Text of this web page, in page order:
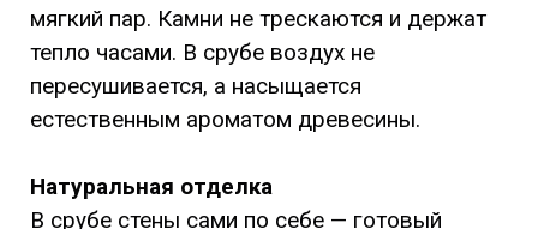
мягкий пар. Камни не трескаются и держат
тепло часами. В срубе воздух не
пересушивается, а насыщается
естественным ароматом древесины.
Натуральная отделка
В срубе стены сами по себе — готовый